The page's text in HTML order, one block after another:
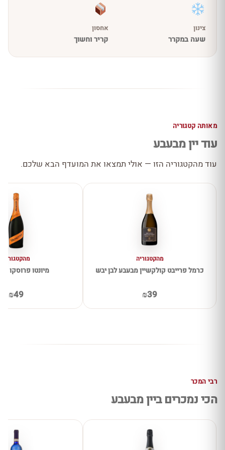
צינון
שעה במקרר
אחסון
קריר וחשוך
מאותה קטגוריה
עוד יין מבעבע
עוד מהקטגוריה הזו — אולי תמצאו את המועדף הבא שלכם.
מהקטגוריה
כרמל פרייבט קולקשיין מבעבע לבן יבש
₪39
מהקטגוריה
מיונטו פרוסקו
₪49
רבי המכר
הכי נמכרים ביין מבעבע